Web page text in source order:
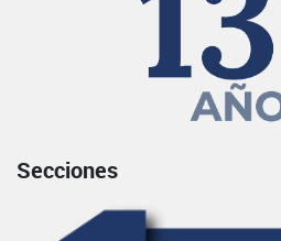
Secciones